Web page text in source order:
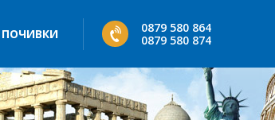
ПОЧИВКИ
0879 580 864
0879 580 874